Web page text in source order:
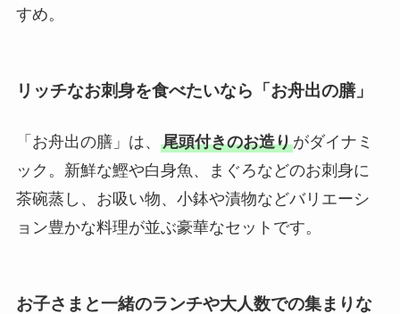
すめ。
リッチなお刺身を食べたいなら「お舟出の膳」
「お舟出の膳」は、 尾頭付きのお造りがダイナミ
ック。新鮮な鰹や白身魚、まぐろなどのお刺身に
茶碗蒸し、お吸い物、小鉢や漬物などバリエーシ
ョン豊かな料理が並ぶ豪華なセットです。
お子さまと一緒のランチや大人数での集まりな